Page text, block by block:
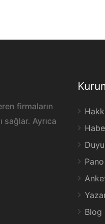
firmaların
sağlar. Ayrıca
Pano
Blog